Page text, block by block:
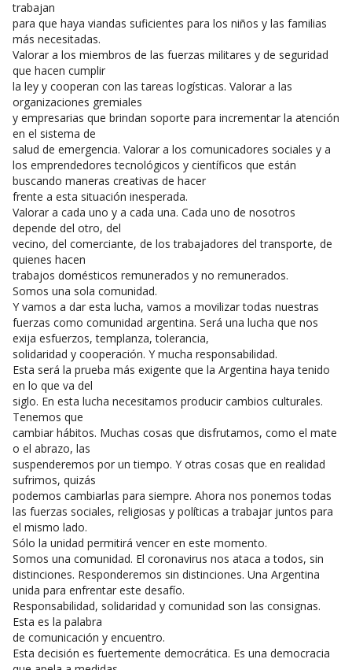
trabajan
para que haya viandas suficientes para los niños y las familias
más necesitadas.
Valorar a los miembros de las fuerzas militares y de seguridad
que hacen cumplir
la ley y cooperan con las tareas logísticas. Valorar a las
organizaciones gremiales
y empresarias que brindan soporte para incrementar la atención
en el sistema de
salud de emergencia. Valorar a los comunicadores sociales y a
los emprendedores tecnológicos y científicos que están
buscando maneras creativas de hacer
frente a esta situación inesperada.
Valorar a cada uno y a cada una. Cada uno de nosotros
depende del otro, del
vecino, del comerciante, de los trabajadores del transporte, de
quienes hacen
trabajos domésticos remunerados y no remunerados.
Somos una sola comunidad.
Y vamos a dar esta lucha, vamos a movilizar todas nuestras
fuerzas como comunidad argentina. Será una lucha que nos
exija esfuerzos, templanza, tolerancia,
solidaridad y cooperación. Y mucha responsabilidad.
Esta será la prueba más exigente que la Argentina haya tenido
en lo que va del
siglo. En esta lucha necesitamos producir cambios culturales.
Tenemos que
cambiar hábitos. Muchas cosas que disfrutamos, como el mate
o el abrazo, las
suspenderemos por un tiempo. Y otras cosas que en realidad
sufrimos, quizás
podemos cambiarlas para siempre. Ahora nos ponemos todas
las fuerzas sociales, religiosas y políticas a trabajar juntos para
el mismo lado.
Sólo la unidad permitirá vencer en este momento.
Somos una comunidad. El coronavirus nos ataca a todos, sin
distinciones. Responderemos sin distinciones. Una Argentina
unida para enfrentar este desafío.
Responsabilidad, solidaridad y comunidad son las consignas.
Esta es la palabra
de comunicación y encuentro.
Esta decisión es fuertemente democrática. Es una democracia